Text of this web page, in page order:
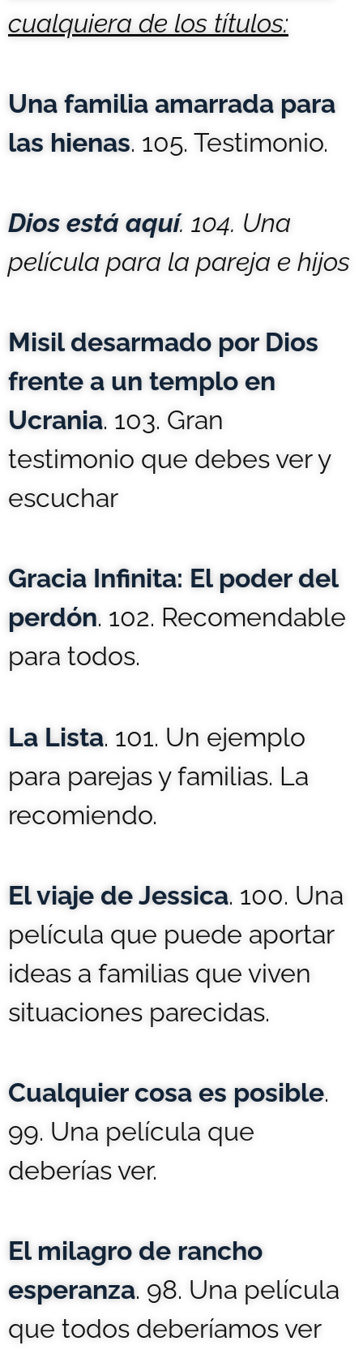
cualquiera de los títulos:
Una familia amarrada para
las hienas. 105. Testimonio.
Dios está aquí. 104. Una
película para la pareja e hijos
Misil desarmado por Dios
frente a un templo en
Ucrania. 103. Gran
testimonio que debes ver y
escuchar
Gracia Infinita: El poder del
perdón. 102. Recomendable
para todos.
La Lista. 101. Un ejemplo
para parejas y familias. La
recomiendo.
El viaje de Jessica. 100. Una
película que puede aportar
ideas a familias que viven
situaciones parecidas.
Cualquier cosa es posible.
99. Una película que
deberías ver.
El milagro de rancho
esperanza. 98. Una película
que todos deberíamos ver